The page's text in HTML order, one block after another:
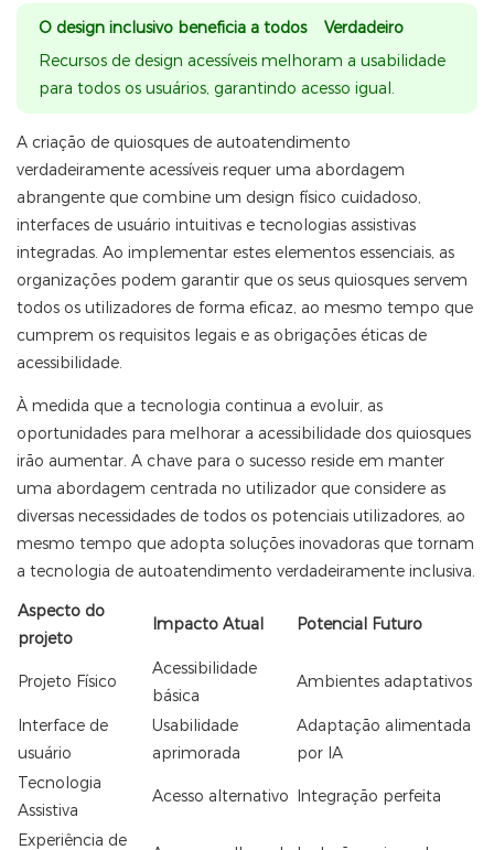
O design inclusivo beneficia a todos Verdadeiro
Recursos de design acessíveis melhoram a usabilidade
para todos os usuários, garantindo acesso igual.
A criação de quiosques de autoatendimento
verdadeiramente acessíveis requer uma abordagem
abrangente que combine um design físico cuidadoso,
interfaces de usuário intuitivas e tecnologias assistivas
integradas. Ao implementar estes elementos essenciais, as
organizações podem garantir que os seus quiosques servem
todos os utilizadores de forma eficaz, ao mesmo tempo que
cumprem os requisitos legais e as obrigações éticas de
acessibilidade.
À medida que a tecnologia continua a evoluir, as
oportunidades para melhorar a acessibilidade dos quiosques
irão aumentar. A chave para o sucesso reside em manter
uma abordagem centrada no utilizador que considere as
diversas necessidades de todos os potenciais utilizadores, ao
mesmo tempo que adopta soluções inovadoras que tornam
a tecnologia de autoatendimento verdadeiramente inclusiva.
Aspecto do
projeto
Impacto Atual Potencial Futuro
Projeto Físico
Acessibilidade
básica
Ambientes adaptativos
Interface de
usuário
Usabilidade
aprimorada
Adaptação alimentada
por IA
Tecnologia
Assistiva
Acesso alternativo Integração perfeita
Experiência de